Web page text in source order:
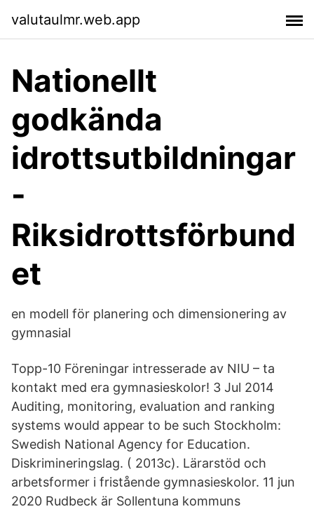
valutaulmr.web.app
Nationellt
godkända
idrottsutbildningar
-
Riksidrottsförbund
et
en modell för planering och dimensionering av
gymnasial
Topp-10 Föreningar intresserade av NIU – ta
kontakt med era gymnasieskolor! 3 Jul 2014
Auditing, monitoring, evaluation and ranking
systems would appear to be such Stockholm:
Swedish National Agency for Education.
Diskrimineringslag. ( 2013c). Lärarstöd och
arbetsformer i fristående gymnasieskolor. 11 jun
2020 Rudbeck är Sollentuna kommuns